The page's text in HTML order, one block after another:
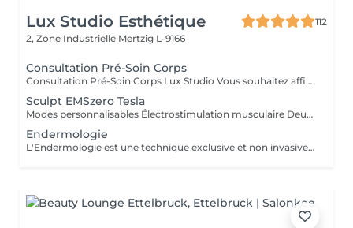
Lux Studio Esthétique
112
2, Zone Industrielle Mertzig L-9166
Consultation Pré-Soin Corps
Consultation Pré-Soin Corps Lux Studio Vous souhaitez affiner votre silhouette, raffermir votre peau ou éliminer la cellulite, mais vous ne savez pas par où commencer ? Réservez une consultation corporelle personnalisée, incluant une analyse de vos besoins, un bilan esthétique complet et une mini séance test avec nos technologies avancées. Évaluation de votre morphologie et objectifs Diagnostic personnalisé Test de nos appareils (cavitation, radiofréquence, pressothérapie, cryolipolyse, etc.) Conseils experts et plan de traitement sur-mesure Le montant de la consultation est déductible en cas d'achat d'un forfait complet le jour même. Lux Studio Vous souhaitez affiner votre silhouette, raffermir votre peau ou éliminer la cellulite, mais vous ne savez pas par où commencer ? Réservez une consultation corporelle personnalisée, incluant une analyse de vos besoins, un bilan esthétique complet et une mini séance test avec nos technologies avancées. Évaluation de votre morphologie et objectifs Diagnostic personnalisé Test de nos appareils (cavitation, radiofréquence, pressothérapie, cryolipolyse, etc.) Conseils experts et plan de traitement sur-mesure Le montant de la consultation est déductible en cas d'achat d'un forfait complet le jour même.
Sculpt EMSzero Tesla
Modes personnalisables Électrostimulation musculaire Deux poignées indépendantes : contrôlez la puissance indépendamment, permettant des entraînements synchronisés ou individualisés Sûr et non invasif : notre machine est exempte de courant, d'hyperthermie, de rayonnement et ne nécessite aucune période de récupération. Brûlage de graisse et développement musculaire sans effort Gain de temps et d'efforts : seulement 30 minutes d'utilisation équivalent à 30 000 contractions musculaires, l'équivalent d'innombrables rouleaux de ventre ou squats.
Endermologie
L'Endermologie est une technique exclusive et non invasive qui permet de remodeler votre silhouette, de lisser la cellulite et d'améliorer globalement la tonicité de la peau.